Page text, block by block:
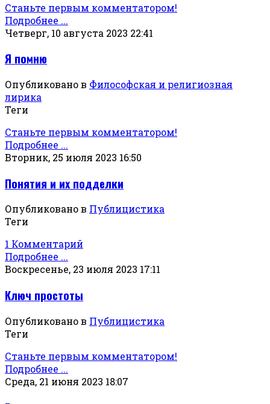
Станьте первым комментатором!
Подробнее ...
Четверг, 10 августа 2023 22:41
Я помню
Опубликовано в Философская и религиозная
лирика
Теги
Станьте первым комментатором!
Подробнее ...
Вторник, 25 июля 2023 16:50
Понятия и их подделки
Опубликовано в Публицистика
Теги
1 Комментарий
Подробнее ...
Воскресенье, 23 июля 2023 17:11
Ключ простоты
Опубликовано в Публицистика
Теги
Станьте первым комментатором!
Подробнее ...
Среда, 21 июня 2023 18:07